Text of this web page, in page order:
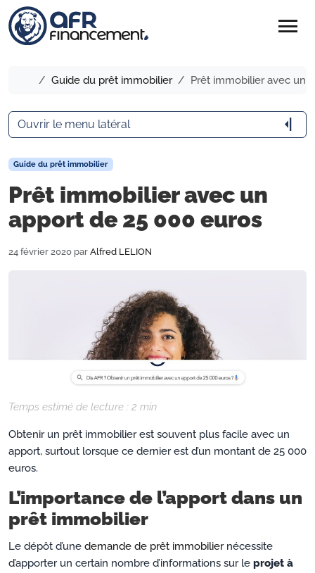
menu
Accueil
Guide du prêt immobilier Prêt immobilier avec un
Guide du prêt immobilier
Prêt immobilier avec un
apport de 25 000 euros
24 février 2020 par Alfred LELION
Temps estimé de lecture : 2 min
Obtenir un prêt immobilier est souvent plus facile avec un
apport, surtout lorsque ce dernier est d’un montant de 25 000
euros.
L’importance de l’apport dans un
prêt immobilier
Le dépôt d’une demande de prêt immobiliernécessite
d’apporter un certain nombre d’informations sur le projet à
Ouvrir le menu latéral arrow_menu_close